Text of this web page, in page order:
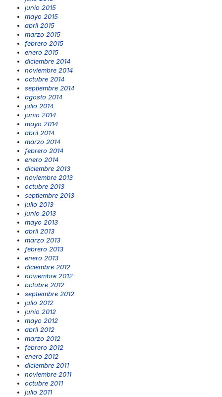
junio 2015
mayo 2015
abril 2015
marzo 2015
febrero 2015
enero 2015
diciembre 2014
noviembre 2014
octubre 2014
septiembre 2014
agosto 2014
julio 2014
junio 2014
mayo 2014
abril 2014
marzo 2014
febrero 2014
enero 2014
diciembre 2013
noviembre 2013
octubre 2013
septiembre 2013
julio 2013
junio 2013
mayo 2013
abril 2013
marzo 2013
febrero 2013
enero 2013
diciembre 2012
noviembre 2012
octubre 2012
septiembre 2012
julio 2012
junio 2012
mayo 2012
abril 2012
marzo 2012
febrero 2012
enero 2012
diciembre 2011
noviembre 2011
octubre 2011
julio 2011